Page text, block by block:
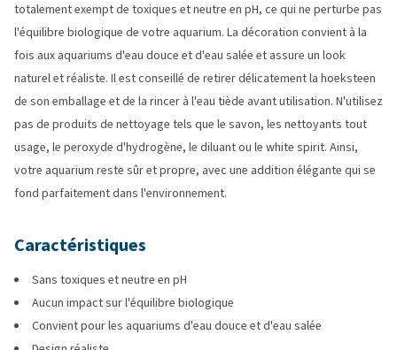
totalement exempt de toxiques et neutre en pH, ce qui ne perturbe pas
l'équilibre biologique de votre aquarium. La décoration convient à la
fois aux aquariums d'eau douce et d'eau salée et assure un look
naturel et réaliste. Il est conseillé de retirer délicatement la hoeksteen
de son emballage et de la rincer à l'eau tiède avant utilisation. N'utilisez
pas de produits de nettoyage tels que le savon, les nettoyants tout
usage, le peroxyde d'hydrogène, le diluant ou le white spirit. Ainsi,
votre aquarium reste sûr et propre, avec une addition élégante qui se
fond parfaitement dans l'environnement.
Caractéristiques
Sans toxiques et neutre en pH
Aucun impact sur l'équilibre biologique
Convient pour les aquariums d'eau douce et d'eau salée